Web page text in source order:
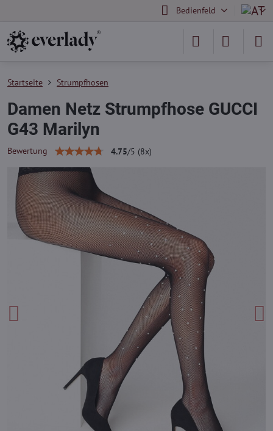
Bedienfeld
Startseite Strumpfhosen
Damen Netz Strumpfhose GUCCI
G43 Marilyn
Bewertung 4.75/5 (8x)